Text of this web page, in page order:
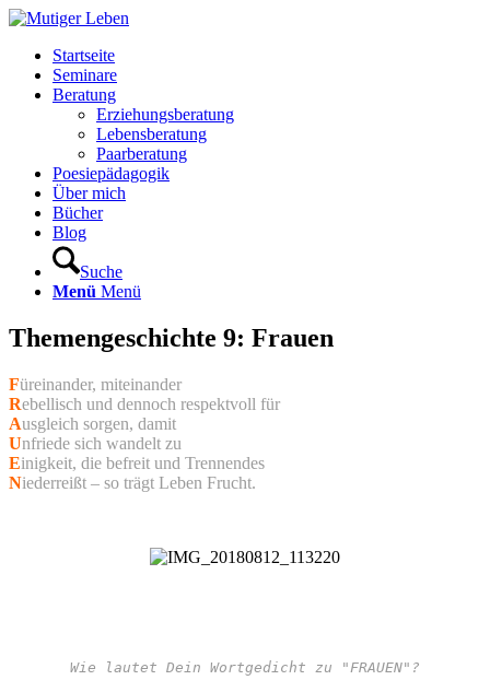
Startseite
Seminare
Beratung
Erziehungsberatung
Lebensberatung
Paarberatung
Poesiepädagogik
Über mich
Bücher
Blog
Suche
Menü Menü
Themengeschichte 9: Frauen
Füreinander, miteinander
Rebellisch und dennoch respektvoll für
Ausgleich sorgen, damit
Unfriede sich wandelt zu
Einigkeit, die befreit und Trennendes
Niederreißt – so trägt Leben Frucht.
Wie lautet Dein Wortgedicht zu "FRAUEN"?